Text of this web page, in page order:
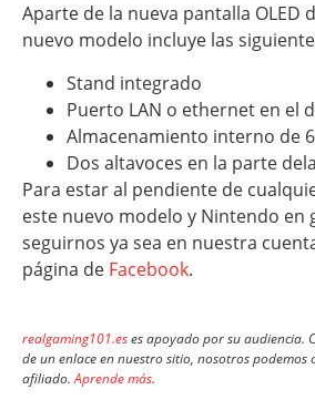
Aparte de la nueva pantalla OLED
nuevo modelo incluye las
Stand integrado
Puerto LAN o ethernet en el
Almacenamiento interno de
Dos altavoces en la parte
Para estar al pendiente de
este nuevo modelo y Nintendo en
seguirnos ya sea en nuestra
página de Facebook.
realgaming101.eses apoyado por su audiencia.
de un enlace en nuestro sitio, nosotros podemos
afiliado.Aprende más.